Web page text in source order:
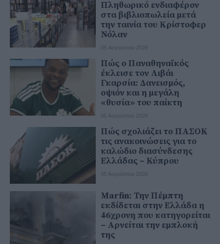
Πληθωρικό ενδιαφέρον
στα βιβλιοπωλεία μετά
την ταινία του Κρίστοφερ
Νόλαν
05 Αυγούστου 2026
Πώς ο Παναθηναϊκός
έκλεισε τον Λιβάι
Γκαρσία: Δανεισμός,
οψιόν και η μεγάλη
«θυσία» του παίκτη
05 Αυγούστου 2026
Πώς σχολιάζει το ΠΑΣΟΚ
τις ανακοινώσεις για το
καλώδιο διασύνδεσης
Ελλάδας – Κύπρου
05 Αυγούστου 2026
Marfin: Την Πέμπτη
εκδίδεται στην Ελλάδα η
46χρονη που κατηγορείται
– Αρνείται την εμπλοκή
της